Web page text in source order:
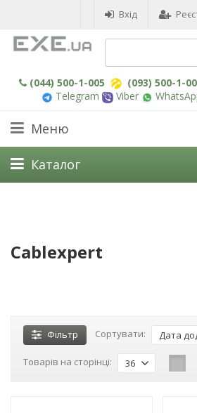
Вхід
(044) 500-1-005 (093) 500-1-
Telegram
Viber
Меню
Каталог
Cablexpert
Фільтр Сортувати: Дата
Товарів на сторінці: 36